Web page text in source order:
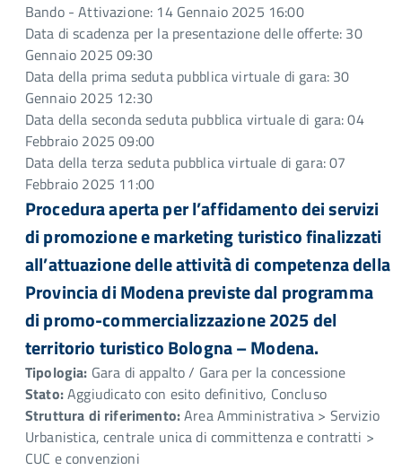
Bando - Attivazione: 14 Gennaio 2025 16:00
Data di scadenza per la presentazione delle offerte: 30
Gennaio 2025 09:30
Data della prima seduta pubblica virtuale di gara: 30
Gennaio 2025 12:30
Data della seconda seduta pubblica virtuale di gara: 04
Febbraio 2025 09:00
Data della terza seduta pubblica virtuale di gara: 07
Febbraio 2025 11:00
Procedura aperta per l’affidamento dei servizi
di promozione e marketing turistico finalizzati
all’attuazione delle attività di competenza della
Provincia di Modena previste dal programma
di promo-commercializzazione 2025 del
territorio turistico Bologna – Modena.
Tipologia: Gara di appalto / Gara per la concessione
Stato:Aggiudicato con esito definitivo, Concluso
Struttura di riferimento:Area Amministrativa > Servizio
Urbanistica, centrale unica di committenza e contratti >
CUC e convenzioni